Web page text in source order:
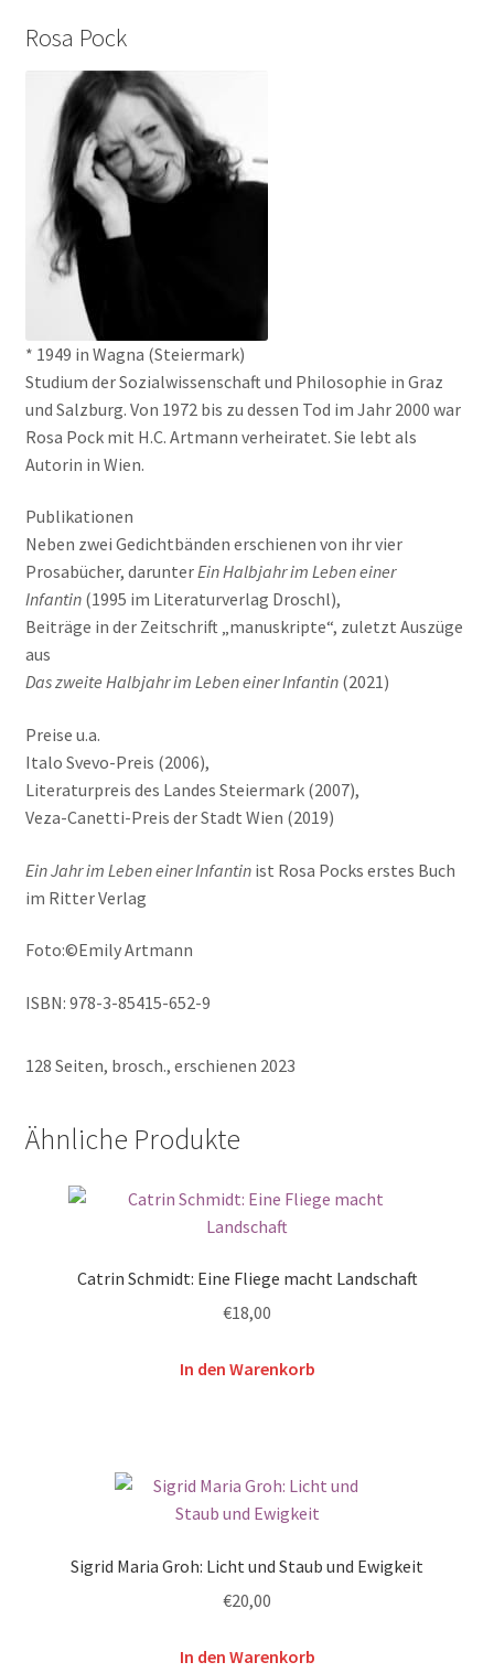
Rosa Pock
* 1949 in Wagna (Steiermark)
Studium der Sozialwissenschaft und Philosophie in Graz
und Salzburg. Von 1972 bis zu dessen Tod im Jahr 2000 war
Rosa Pock mit H.C. Artmann verheiratet. Sie lebt als
Autorin in Wien.
Publikationen
Neben zwei Gedichtbänden erschienen von ihr vier
Prosabücher, darunterEin Halbjahr im Leben einer
Infantin(1995 im Literaturverlag Droschl),
Beiträge in der Zeitschrift „manuskripte“, zuletzt Auszüge
aus
Das zweite Halbjahr im Leben einer Infantin(2021)
Preise u.a.
Italo Svevo-Preis (2006),
Literaturpreis des Landes Steiermark (2007),
Veza-Canetti-Preis der Stadt Wien (2019)
Ein Jahr im Leben einer Infantinist Rosa Pocks erstes Buch
im Ritter Verlag
Foto:©Emily Artmann
ISBN: 978-3-85415-652-9
128 Seiten, brosch., erschienen 2023
Ähnliche Produkte
Catrin Schmidt: Eine Fliege macht Landschaft
€18,00
In den Warenkorb
Sigrid Maria Groh: Licht und Staub und Ewigkeit
€20,00
In den Warenkorb